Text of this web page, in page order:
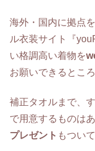
海外・国内に拠点
ル衣装サイト『
い格調高い着物を
お願いできるところ
補正タオルまで、
で用意するものは
プレゼント もつい